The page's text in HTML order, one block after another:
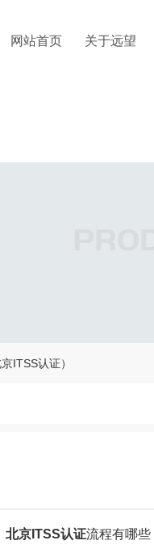
网站首页 关于远望
ITSS认证）
北京ITSS认证流程有哪